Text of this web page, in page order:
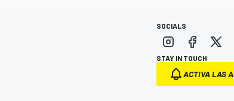
SOCIALS
STAY IN TOUCH
ACTIVA LAS